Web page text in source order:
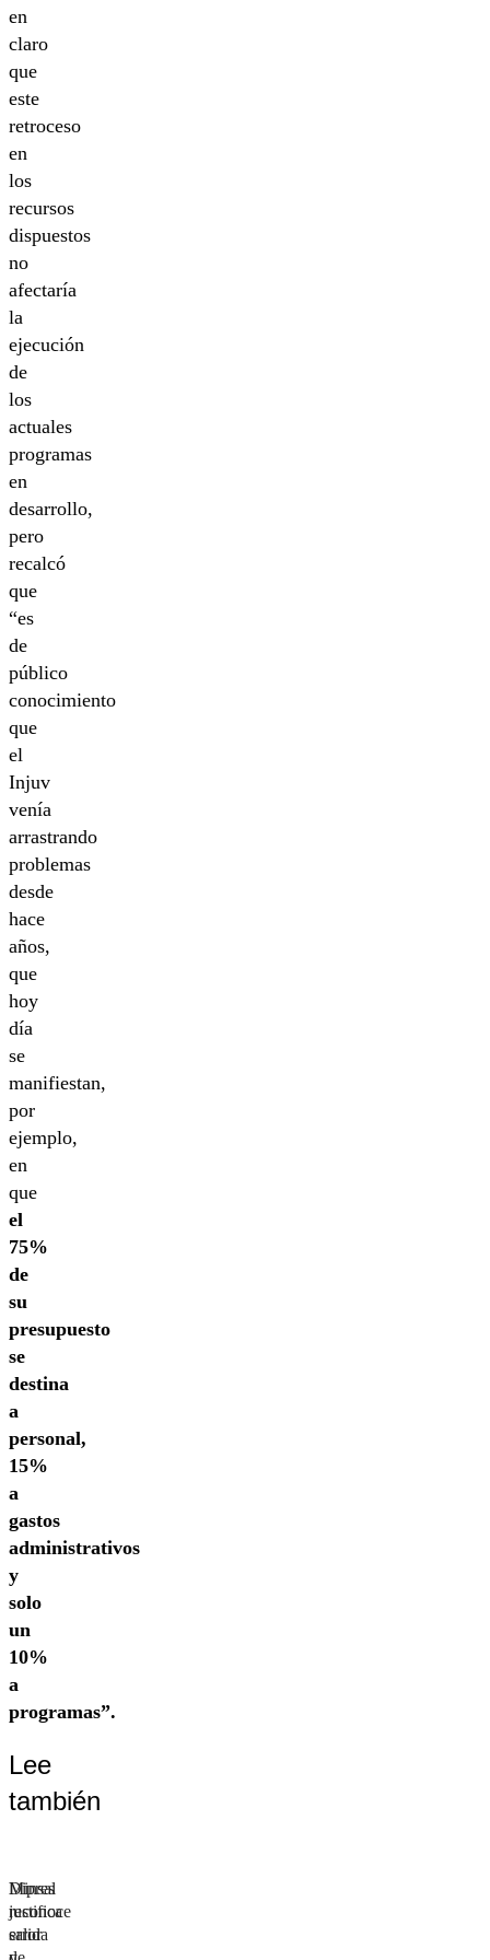
en
claro
que
este
retroceso
en
los
recursos
dispuestos
no
afectaría
la
ejecución
de
los
actuales
programas
en
desarrollo,
pero
recalcó
que
“es
de
público
conocimiento
que
el
Injuv
venía
arrastrando
problemas
desde
hace
años,
que
hoy
día
se
manifiestan,
por
ejemplo,
en
que
el
75%
de
su
presupuesto
se
destina
a
personal,
15%
a
gastos
administrativos
y
solo
un
10%
a
programas”.
Lee
también
Minsal
justifica
salida
Dipres
reconoce
error